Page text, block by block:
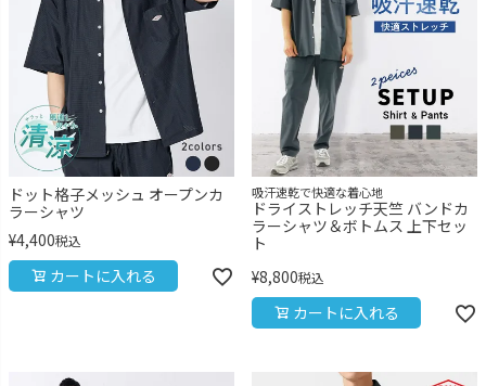
ドット格子メッシュ オープンカ
ラーシャツ
¥4,400税込
カートに入れる
吸汗速乾で快適な着心地
ドライストレッチ天竺 バンドカ
ラーシャツ＆ボトムス 上下セッ
ト
¥8,800税込
カートに入れる